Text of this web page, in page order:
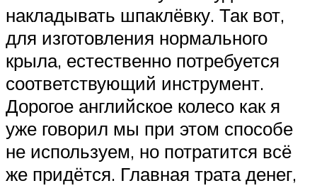
накладывать шпаклёвку. Так вот,
для изготовления нормального
крыла, естественно потребуется
соответствующий инструмент.
Дорогое английское колесо как я
уже говорил мы при этом способе
не используем, но потратится всё
же придётся. Главная трата денег,